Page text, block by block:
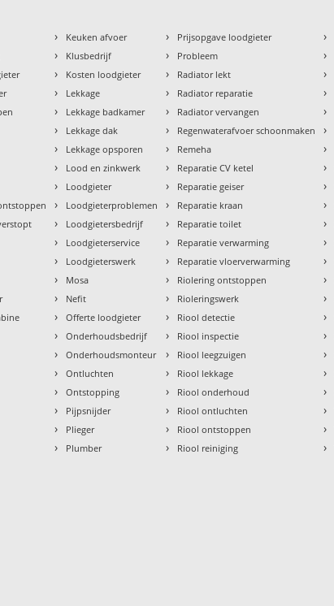
› Keuken afvoer
› Klusbedrijf
› Kosten loodgieter
› Lekkage
› Lekkage badkamer
› Lekkage dak
› Lekkage opsporen
› Lood en zinkwerk
› Loodgieter
› Loodgieterproblemen
› Loodgietersbedrijf
› Loodgieterservice
› Loodgieterswerk
› Mosa
› Nefit
› Offerte loodgieter
› Onderhoudsbedrijf
› Onderhoudsmonteur
› Ontluchten
› Ontstopping
› Pijpsnijder
› Plieger
› Plumber
› Prijsopgave loodgieter
› Probleem
› Radiator lekt
› Radiator reparatie
› Radiator vervangen
› Regenwaterafvoer schoonmaken
› Remeha
› Reparatie CV ketel
› Reparatie geiser
› Reparatie kraan
› Reparatie toilet
› Reparatie verwarming
› Reparatie vloerverwarming
› Riolering ontstoppen
› Rioleringswerk
› Riool detectie
› Riool inspectie
› Riool leegzuigen
› Riool lekkage
› Riool onderhoud
› Riool ontluchten
› Riool ontstoppen
› Riool reiniging
›
›
›
›
›
›
›
›
›
›
›
›
›
›
›
›
›
›
›
›
›
›
›